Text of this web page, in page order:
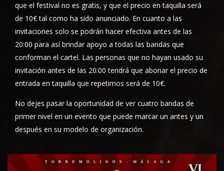
que el festival no es gratis, y que el precio en taquilla será
de 10€ tal como ha sido anunciado. En cuanto a las
invitaciones solo se podrán hacer efectiva antes de las
20:00 para así brindar apoyo a todas las bandas que
conforman el cartel. Las personas que no hayan usado su
invitación antes de las 20:00 tendrá que abonar el precio de
entrada en taquilla que repetimos será de 10€.
No dejes pasar la oportunidad de ver cuatro bandas de
primer nivel en un evento que puede marcar un antes y un
después en su modelo de organización.